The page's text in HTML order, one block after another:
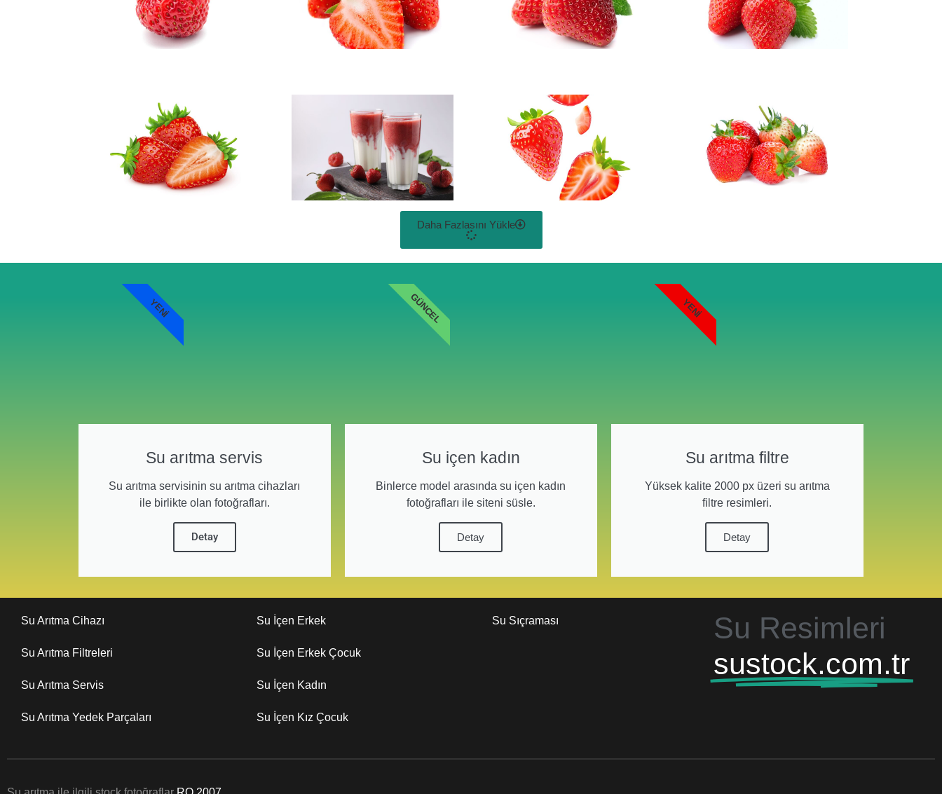
Daha Fazlasını Yükle
Su arıtma servis
Su arıtma servisinin su arıtma cihazları
ile birlikte olan fotoğrafları.
Detay
YENI
Su içen kadın
Binlerce model arasında su içen kadın
fotoğrafları ile siteni süsle.
Detay
GÜNCEL
Su arıtma filtre
Yüksek kalite 2000 px üzeri su arıtma
filtre resimleri.
Detay
YENI
Su Arıtma Cihazı
Su Arıtma Filtreleri
Su Arıtma Servis
Su Arıtma Yedek Parçaları
Su İçen Erkek
Su İçen Erkek Çocuk
Su İçen Kadın
Su İçen Kız Çocuk
Su Sıçraması
Su Resimleri
sustock.com.tr